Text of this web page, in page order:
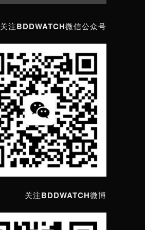
关注BDDWATCH微信公众号
关注BDDWATCH微博